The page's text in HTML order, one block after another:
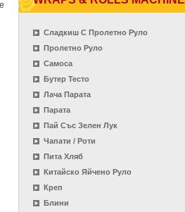
Сладкиш С Пролетно Руло
Пролетно Руло
Самоса
Бутер Тесто
Лача Парата
Парата
Пай Със Зелен Лук
Чапати / Роти
Пита Хляб
Китайско Яйчено Руло
Креп
Блини